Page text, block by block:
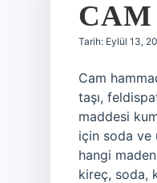
Tarih: Eylül 13,
Cam
taşı,
maddesi
için soda ve
hangi
kireç, soda,